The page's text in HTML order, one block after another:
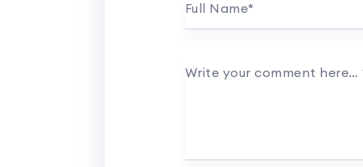
Full Name*
Write your comment here…